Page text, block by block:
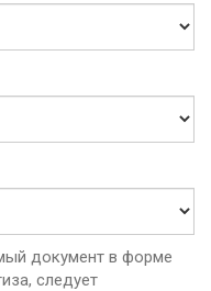
документ в форме
следует